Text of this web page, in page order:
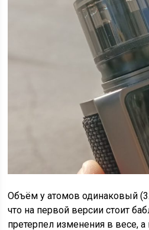
Объём у атомов одинаковый
что на первой версии стоит
претерпел изменения в весе,